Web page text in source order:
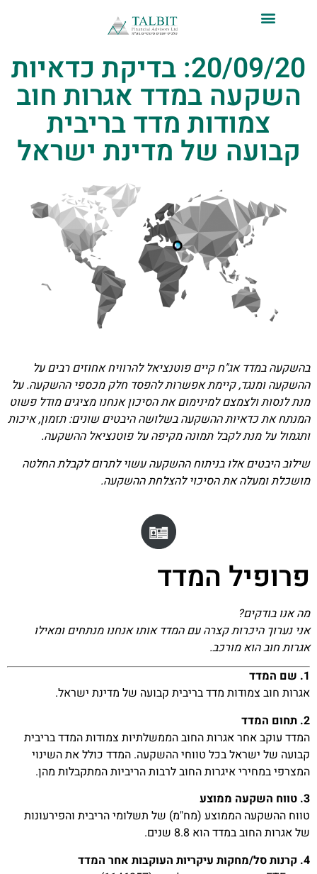
20/09/20: בדיקת כדאיות
השקעה במדד אגרות חוב
צמודות מדד בריבית
קבועה של מדינת ישראל
בהשקעה במדד אג"ח קיים פוטנציאל להרוויח אחוזים רבים על
ההשקעה ומנגד, קיימת אפשרות להפסד חלק מכספי ההשקעה. על
מנת לנסות ולצמצם למינימום את הסיכון אנחנו מציגים מודל פשוט
המנתח את כדאיות ההשקעה בשלושה היבטים שונים: תזמון, איכות
ותגמול על מנת לקבל תמונה מקיפה על פוטנציאל ההשקעה.
שילוב היבטים אלו בניתוח ההשקעה עשוי לתרום לקבלת החלטה
מושכלת ומעלה את הסיכוי להצלחת ההשקעה.
פרופיל המדד
מה אנו בודקים?
אני נערוך היכרות קצרה עם המדד אותו אנחנו מנתחים ומאילו
אגרות חוב הוא מורכב.
1. שם המדד
אגרות חוב צמודות מדד בריבית קבועה של מדינת ישראל.
2. תחום המדד
המדד עוקב אחר אגרות החוב הממשלתיות צמודות המדד בריבית
קבועה של ישראל בכל טווחי ההשקעה. המדד כולל את השינוי
המצרפי במחירי איגרות החוב לרבות הריביות המתקבלות מהן.
3. טווח השקעה ממוצע
טווח ההשקעה הממוצע (מח"מ) של תשלומי הריבית והפירעונות
של אגרות החוב במדד הוא 8.8 שנים.
4. קרנות סל/מחקות עיקריות העוקבות אחר המדד